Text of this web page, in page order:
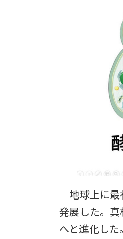
地球上に最
発展した。
へと進化し